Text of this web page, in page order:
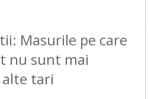
Masurile pe care
nu sunt mai
tari